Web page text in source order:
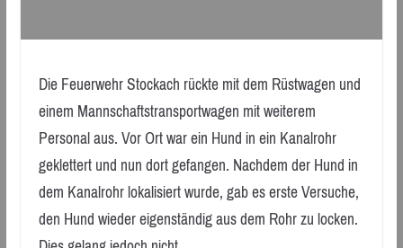
Die Feuerwehr Stockach rückte mit dem Rüstwagen und
einem Mannschaftstransportwagen mit weiterem
Personal aus. Vor Ort war ein Hund in ein Kanalrohr
geklettert und nun dort gefangen. Nachdem der Hund in
dem Kanalrohr lokalisiert wurde, gab es erste Versuche,
den Hund wieder eigenständig aus dem Rohr zu locken.